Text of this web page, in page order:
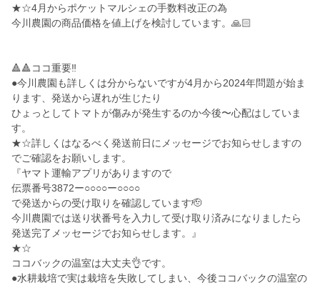
★☆4月からポケットマルシェの手数料改正の為
今川農園の商品価格を値上げを検討しています。🙏🏻
🔺🔺ココ重要‼️
●今川農園も詳しくは分からないですが4月から2024年問題が始ま
ります、発送から遅れが生じたり
ひょっとしてトマトが傷みが発生するのか今後〜心配はしていま
す。
★☆詳しくはなるべく発送前日にメッセージでお知らせしますの
でご確認をお願いします。
『ヤマト運輸アプリがありますので
伝票番号3872ー○○○○ー○○○○
で発送からの受け取りを確認しています🫡
今川農園では送り状番号を入力して受け取り済みになりましたら
発送完了メッセージでお知らせします。』
★☆
ココバックの温室は大丈夫👌です。
●水耕栽培で実は栽培を失敗してしまい、今後ココバックの温室の